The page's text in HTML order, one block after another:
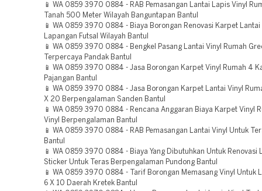
📱 WA 0859 3970 0884 - RAB Pemasangan Lantai Lapis Vinyl
Tanah 500 Meter Wilayah Banguntapan Bantul
📱 WA 0859 3970 0884 - Biaya Borongan Renovasi Karpet Lantai
Lapangan Futsal Wilayah Bantul
📱 WA 0859 3970 0884 - Bengkel Pasang Lantai Vinyl Rumah
Terpercaya Pandak Bantul
📱 WA 0859 3970 0884 - Jasa Borongan Karpet Vinyl Rumah 4
Pajangan Bantul
📱 WA 0859 3970 0884 - Jasa Borongan Karpet Lantai Vinyl
X 20 Berpengalaman Sanden Bantul
📱 WA 0859 3970 0884 - Rencana Anggaran Biaya Karpet Vinyl
Vinyl Berpengalaman Bantul
📱 WA 0859 3970 0884 - RAB Pemasangan Lantai Vinyl Untuk
Bantul
📱 WA 0859 3970 0884 - Biaya Yang Dibutuhkan Untuk Renovasi
Sticker Untuk Teras Berpengalaman Pundong Bantul
📱 WA 0859 3970 0884 - Tarif Borongan Memasang Vinyl Untuk
6 X 10 Daerah Kretek Bantul